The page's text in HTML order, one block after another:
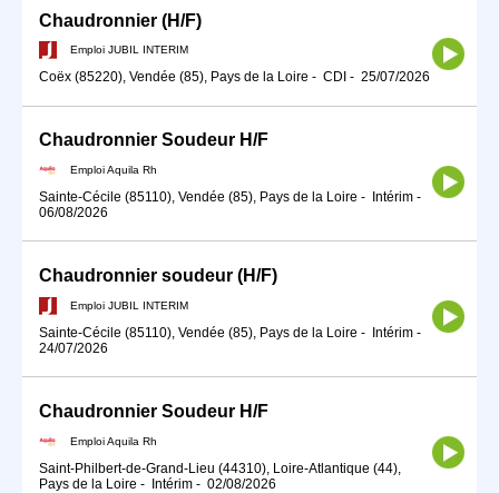
Chaudronnier (H/F)
Emploi JUBIL INTERIM
Coëx (85220), Vendée (85), Pays de la Loire - CDI - 25/07/2026
Chaudronnier Soudeur H/F
Emploi Aquila Rh
Sainte-Cécile (85110), Vendée (85), Pays de la Loire - Intérim -
06/08/2026
Chaudronnier soudeur (H/F)
Emploi JUBIL INTERIM
Sainte-Cécile (85110), Vendée (85), Pays de la Loire - Intérim -
24/07/2026
Chaudronnier Soudeur H/F
Emploi Aquila Rh
Saint-Philbert-de-Grand-Lieu (44310), Loire-Atlantique (44),
Pays de la Loire - Intérim - 02/08/2026